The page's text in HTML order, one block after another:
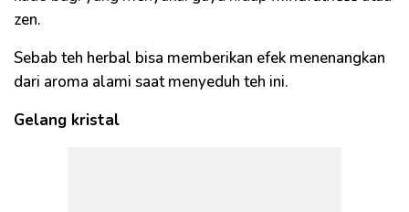
zen.
Sebab teh herbal bisa memberikan efek menenangkan
dari aroma alami saat menyeduh teh ini.
Gelang kristal